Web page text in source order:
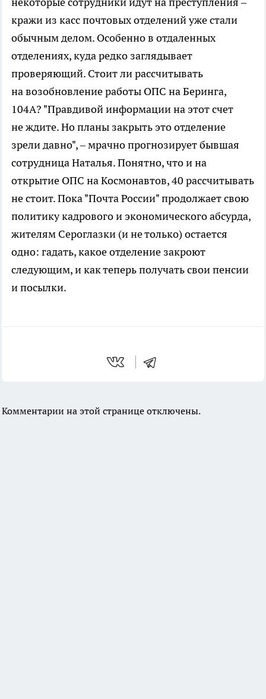
кражи из касс почтовых отделений уже стали
обычным делом. Особенно в отдаленных
отделениях, куда редко заглядывает
проверяющий. Стоит ли рассчитывать
на возобновление работы ОПС на Беринга,
104А? "Правдивой информации на этот счет
не ждите. Но планы закрыть это отделение
зрели давно", – мрачно прогнозирует бывшая
сотрудница Наталья. Понятно, что и на
открытие ОПС на Космонавтов, 40 рассчитывать
не стоит. Пока "Почта России" продолжает свою
политику кадрового и экономического абсурда,
жителям Сероглазки (и не только) остается
одно: гадать, какое отделение закроют
следующим, и как теперь получать свои пенсии
и посылки.
Комментарии на этой странице отключены.